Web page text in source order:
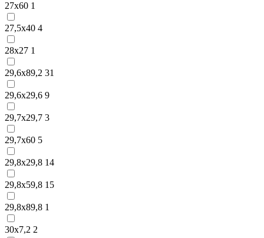
27х60 1
27,5х40 4
28х27 1
29,6х89,2 31
29,6х29,6 9
29,7х29,7 3
29,7х60 5
29,8х29,8 14
29,8х59,8 15
29,8х89,8 1
30х7,2 2